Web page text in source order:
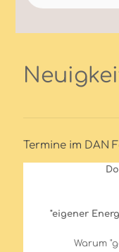
Termine im DAN
"eigener
Warum